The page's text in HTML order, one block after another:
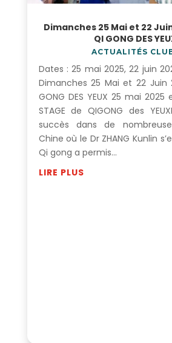
Dimanches 25 Mai et 22
QI GONG DES
ACTUALITÉS
Dates : 25 mai 2025, 22 juin
Dimanches 25 Mai et 22 Juin
GONG DES YEUX 25 mai
STAGE de QIGONG des
succès dans de
Chine où le Dr ZHANG Kunlin
Qi gong a permis...
LIRE PLUS